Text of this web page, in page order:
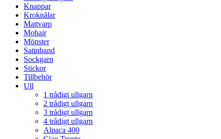
Knappar
Kroknålar
Mattvarp
Mohair
Mönster
Satinband
Sockgarn
Stickor
Tillbehör
Ull
1 trådigt ullgarn
2 trådigt ullgarn
3 trådigt ullgarn
4 trådigt ullgarn
Alpaca 400